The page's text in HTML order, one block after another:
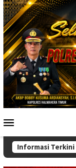
Skip
to
content
Menu
Informasi Terkini
Instansi